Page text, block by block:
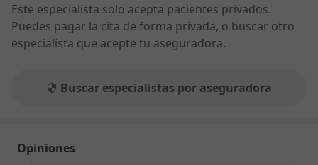
Este especialista solo acepta pacientes privados.
Puedes pagar la cita de forma privada, o buscar otro
especialista que acepte tu aseguradora.
Buscar especialistas por aseguradora
Opiniones